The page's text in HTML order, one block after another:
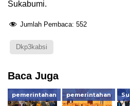
Sukabumi.
Jumlah Pembaca: 552
Dkp3kabsi
Baca Juga
pemerintahan pemerintahan